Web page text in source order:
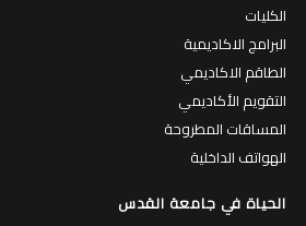
الكليات
البرامج الاكاديمية
الطاقم الاكاديمي
التقويم الأكاديمي
المساقات المطروحة
الهواتف الداخلية
الحياة في جامعة القدس